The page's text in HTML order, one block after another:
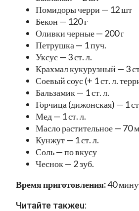
Помидоры черри — 12 шт
Бекон — 120 г
Оливки черные — 200 г
Петрушка — 1 пуч.
Уксус — 3 ст. л.
Крахмал кукурузный — 3
Соевый соус (+ 1 ст. л.
Бальзамик — 1 ст. л.
Горчица (дижонская) — 1
Мед — 1 ст. л.
Масло растительное — 70
Кунжут — 1 ст. л.
Соль — по вкусу
Чеснок — 2 зуб.
Время приготовления:40
Читайте такжеu: